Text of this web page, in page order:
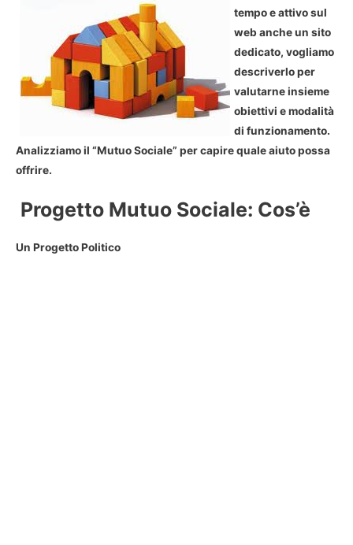
tempo e attivo sul
web anche un sito
dedicato, vogliamo
descriverlo per
valutarne insieme
obiettivi e modalità
di funzionamento.
Analizziamo il “Mutuo Sociale” per capire quale aiuto possa
offrire.
Progetto Mutuo Sociale: Cos’è
Un Progetto Politico